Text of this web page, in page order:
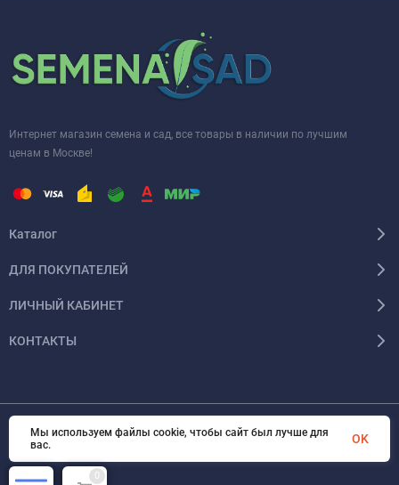
Интернет магазин семена и сад, все товары в наличии по лучшим
ценам в Москве!
Каталог
ДЛЯ ПОКУПАТЕЛЕЙ
ЛИЧНЫЙ КАБИНЕТ
КОНТАКТЫ
© 2026 InSale. Все права защищены
0
Мы используем файлы cookie, чтобы сайт был лучше для
вас.
OK